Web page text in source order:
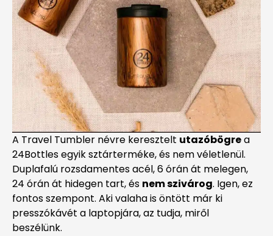
A Travel Tumbler névre keresztelt utazóbögrea
24Bottles egyik sztárterméke, és nem véletlenül.
Duplafalú rozsdamentes acél, 6 órán át melegen,
24 órán át hidegen tart, és nem szivárog. Igen, ez
fontos szempont. Aki valaha is öntött már ki
presszókávét a laptopjára, az tudja, miről
beszélünk.